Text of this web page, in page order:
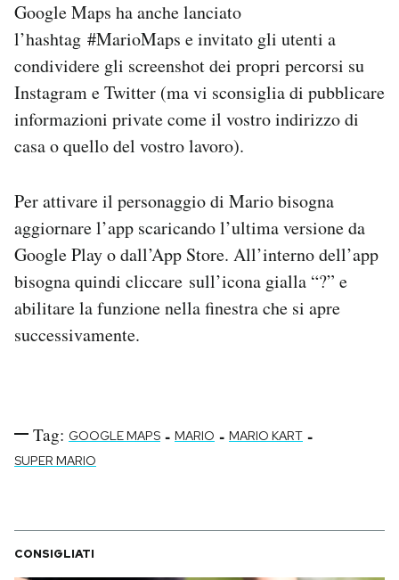
Hai bisogno di aiuto?
Esci
Google Maps ha anche lanciato
l’hashtag #MarioMaps e invitato gli utenti a
condividere gli screenshot dei propri percorsi su
Instagram e Twitter (ma vi sconsiglia di pubblicare
informazioni private come il vostro indirizzo di
casa o quello del vostro lavoro).
Per attivare il personaggio di Mario bisogna
aggiornare l’app scaricando l’ultima versione da
Google Play o dall’App Store. All’interno dell’app
bisogna quindi cliccare sull’icona gialla “?” e
abilitare la funzione nella finestra che si apre
successivamente.
Tag: GOOGLE MAPS - MARIO - MARIO KART -
SUPER MARIO
CONSIGLIATI